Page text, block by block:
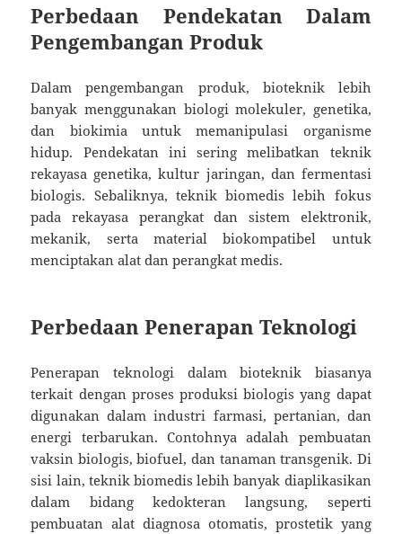
Perbedaan Pendekatan Dalam
Pengembangan Produk
Dalam pengembangan produk, bioteknik lebih
banyak menggunakan biologi molekuler, genetika,
dan biokimia untuk memanipulasi organisme
hidup. Pendekatan ini sering melibatkan teknik
rekayasa genetika, kultur jaringan, dan fermentasi
biologis. Sebaliknya, teknik biomedis lebih fokus
pada rekayasa perangkat dan sistem elektronik,
mekanik, serta material biokompatibel untuk
menciptakan alat dan perangkat medis.
Perbedaan Penerapan Teknologi
Penerapan teknologi dalam bioteknik biasanya
terkait dengan proses produksi biologis yang dapat
digunakan dalam industri farmasi, pertanian, dan
energi terbarukan. Contohnya adalah pembuatan
vaksin biologis, biofuel, dan tanaman transgenik. Di
sisi lain, teknik biomedis lebih banyak diaplikasikan
dalam bidang kedokteran langsung, seperti
pembuatan alat diagnosa otomatis, prostetik yang